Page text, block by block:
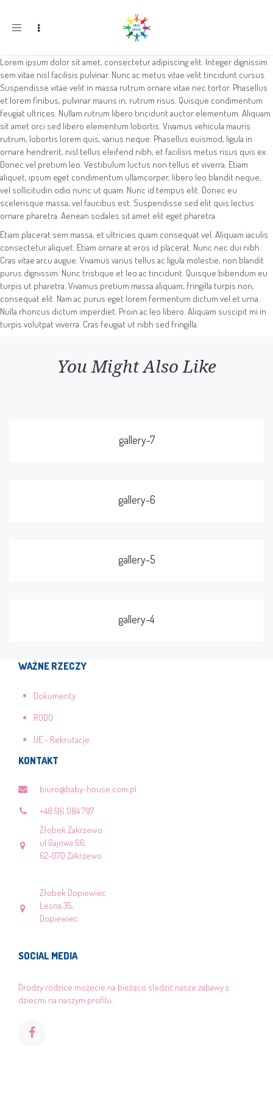
Toggle
Lorem ipsum dolor sit amet, consectetur adipiscing elit. Integer dignissim
sem vitae nisl facilisis pulvinar. Nunc ac metus vitae velit tincidunt cursus.
Suspendisse vitae velit in massa rutrum ornare vitae nec tortor. Phasellus
et lorem finibus, pulvinar mauris in, rutrum risus. Quisque condimentum
feugiat ultrices. Nullam rutrum libero tincidunt auctor elementum. Aliquam
sit amet orci sed libero elementum lobortis. Vivamus vehicula mauris
rutrum, lobortis lorem quis, varius neque. Phasellus euismod, ligula in
ornare hendrerit, nisl tellus eleifend nibh, et facilisis metus risus quis ex.
Donec vel pretium leo. Vestibulum luctus non tellus et viverra. Etiam
aliquet, ipsum eget condimentum ullamcorper, libero leo blandit neque,
vel sollicitudin odio nunc ut quam. Nunc id tempus elit. Donec eu
scelerisque massa, vel faucibus est. Suspendisse sed elit quis lectus
ornare pharetra. Aenean sodales sit amet elit eget pharetra.
Etiam placerat sem massa, et ultricies quam consequat vel. Aliquam iaculis
consectetur aliquet. Etiam ornare at eros id placerat. Nunc nec dui nibh.
Cras vitae arcu augue. Vivamus varius tellus ac ligula molestie, non blandit
purus dignissim. Nunc tristique et leo ac tincidunt. Quisque bibendum eu
turpis ut pharetra. Vivamus pretium massa aliquam, fringilla turpis non,
consequat elit. Nam ac purus eget lorem fermentum dictum vel et urna.
Nulla rhoncus dictum imperdiet. Proin ac leo libero. Aliquam suscipit mi in
turpis volutpat viverra. Cras feugiat ut nibh sed fringilla.
You Might Also Like
gallery-7
gallery-6
gallery-5
gallery-4
WAŻNE RZECZY
Dokumenty
RODO
UE - Rekrutacje
KONTAKT
biuro@baby-house.com.pl
+48 516 084 797
Żłobek Zakrzewo
ul.Gajowa 66,
62-070 Zakrzewo
Żłobek Dopiewiec
Lesna 35,
Dopiewiec
SOCIAL MEDIA
Drodzy rodzice możecie na bieżąco sledzić nasze zabawy z
dziecmi na naszym profilu.